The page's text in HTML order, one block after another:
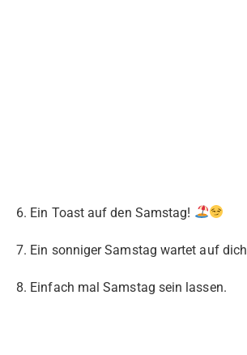
6. Ein Toast auf den Samstag!
7. Ein sonniger Samstag wartet auf dich
8. Einfach mal Samstag sein lassen.